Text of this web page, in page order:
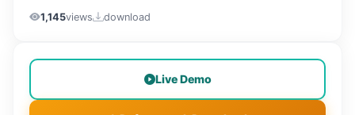
1,145views download
Live Demo